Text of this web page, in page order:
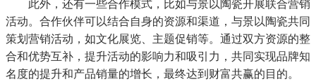
此外，还有一些合作模式，比如与景以陶瓷开展联合营销
活动。合作伙伴可以结合自身的资源和渠道，与景以陶瓷共同
策划营销活动，如文化展览、主题促销等。通过双方资源的整
合和优势互补，提升活动的影响力和吸引力，共同实现品牌知
名度的提升和产品销量的增长，最终达到财富共赢的目的。